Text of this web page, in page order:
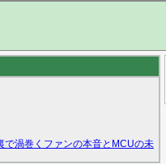
で渦巻くファンの本音とMCUの未